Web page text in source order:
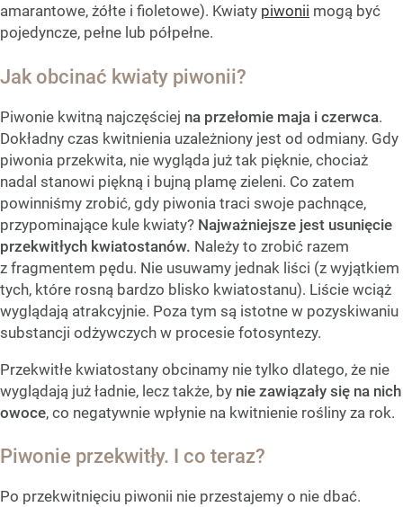
amarantowe, żółte i fioletowe). Kwiaty piwonii mogą być
pojedyncze, pełne lub półpełne.
Jak obcinać kwiaty piwonii?
Piwonie kwitną najczęściej na przełomie maja i czerwca.
Dokładny czas kwitnienia uzależniony jest od odmiany. Gdy
piwonia przekwita, nie wygląda już tak pięknie, chociaż
nadal stanowi piękną i bujną plamę zieleni. Co zatem
powinniśmy zrobić, gdy piwonia traci swoje pachnące,
przypominające kule kwiaty? Najważniejsze jest usunięcie
przekwitłych kwiatostanów. Należy to zrobić razem
z fragmentem pędu. Nie usuwamy jednak liści (z wyjątkiem
tych, które rosną bardzo blisko kwiatostanu). Liście wciąż
wyglądają atrakcyjnie. Poza tym są istotne w pozyskiwaniu
substancji odżywczych w procesie fotosyntezy.
Przekwitłe kwiatostany obcinamy nie tylko dlatego, że nie
wyglądają już ładnie, lecz także, by nie zawiązały się na nich
owoce, co negatywnie wpłynie na kwitnienie rośliny za rok.
Piwonie przekwitły. I co teraz?
Po przekwitnięciu piwonii nie przestajemy o nie dbać.